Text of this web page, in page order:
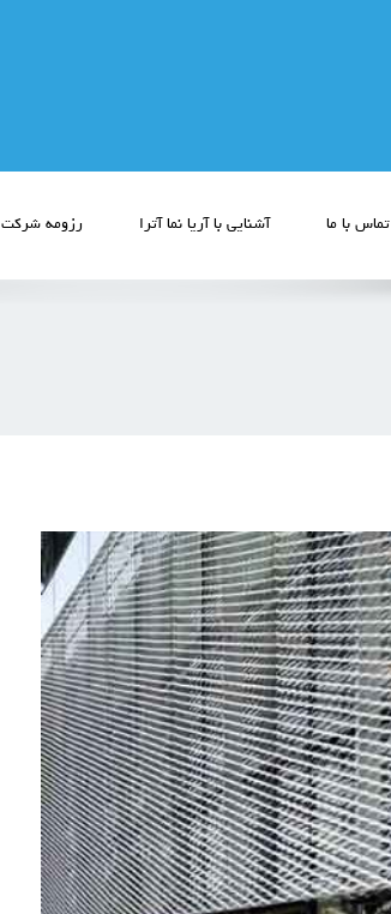
تماس با ما آشنایی با آریا نما آترا رزومه شرکت